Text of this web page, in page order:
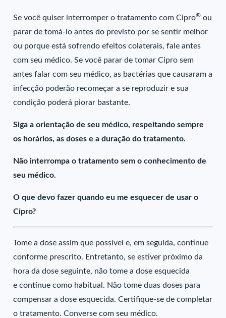
Se você quiser interromper o tratamento com Cipro® ou
parar de tomá-lo antes do previsto por se sentir melhor
ou porque está sofrendo efeitos colaterais, fale antes
com seu médico. Se você parar de tomar Cipro sem
antes falar com seu médico, as bactérias que causaram a
infecção poderão recomeçar a se reproduzir e sua
condição poderá piorar bastante.
Siga a orientação de seu médico, respeitando sempre
os horários, as doses e a duração do tratamento.
Não interrompa o tratamento sem o conhecimento de
seu médico.
O que devo fazer quando eu me esquecer de usar o
Cipro?
Tome a dose assim que possível e, em seguida, continue
conforme prescrito. Entretanto, se estiver próximo da
hora da dose seguinte, não tome a dose esquecida
e continue como habitual. Não tome duas doses para
compensar a dose esquecida. Certifique-se de completar
o tratamento. Converse com seu médico.